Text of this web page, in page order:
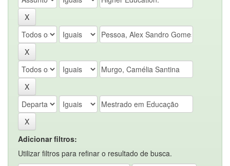
Adicionar filtros:
Utilizar filtros para refinar o resultado de busca.